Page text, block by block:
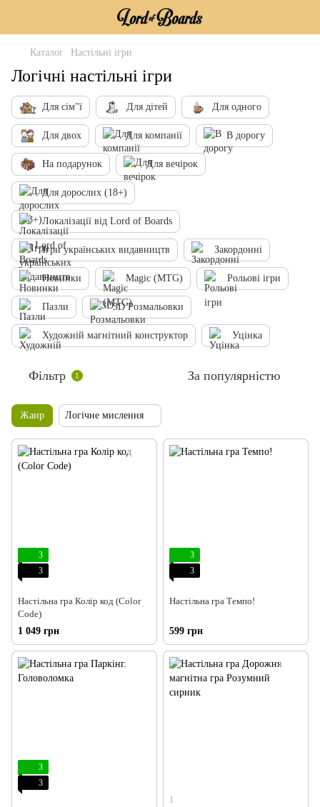
Каталог Настільні ігри
Логічні настільні ігри
Для сім"ї Для дітей Для одного
Для двох Для компанії В дорогу
На подарунок Для вечірок
Для дорослих (18+)
Локалізації від Lord of Boards
Ігри українських видавництв Закордонні
Новинки Magic (MTG) Рольові ігри
Пазли 3D Розмальовки
Художній магнітний конструктор Уцінка
Фільтр 1 За популярністю
Жанр Логічне мислення
3
3
Настільна гра Колір код (Color
Code)
1 049 грн
3
3
Настільна гра Темпо!
599 грн
3
3
1